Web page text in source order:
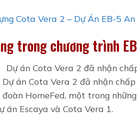
Cota Vera 2 – Dự Án EB-5
trong chương trình
Dự án Cota Vera 2 đã nhận
HomeFed, một trong
án Escaya và Cota Vera 1.